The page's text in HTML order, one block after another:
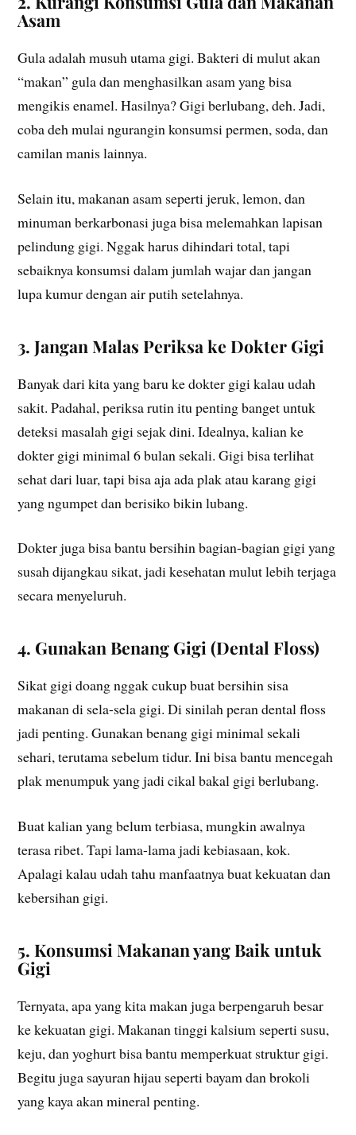
Asam
Gula adalah musuh utama gigi. Bakteri di mulut akan
“makan” gula dan menghasilkan asam yang bisa
mengikis enamel. Hasilnya? Gigi berlubang, deh. Jadi,
coba deh mulai ngurangin konsumsi permen, soda, dan
camilan manis lainnya.
Selain itu, makanan asam seperti jeruk, lemon, dan
minuman berkarbonasi juga bisa melemahkan lapisan
pelindung gigi. Nggak harus dihindari total, tapi
sebaiknya konsumsi dalam jumlah wajar dan jangan
lupa kumur dengan air putih setelahnya.
3. Jangan Malas Periksa ke Dokter Gigi
Banyak dari kita yang baru ke dokter gigi kalau udah
sakit. Padahal, periksa rutin itu penting banget untuk
deteksi masalah gigi sejak dini. Idealnya, kalian ke
dokter gigi minimal 6 bulan sekali. Gigi bisa terlihat
sehat dari luar, tapi bisa aja ada plak atau karang gigi
yang ngumpet dan berisiko bikin lubang.
Dokter juga bisa bantu bersihin bagian-bagian gigi yang
susah dijangkau sikat, jadi kesehatan mulut lebih terjaga
secara menyeluruh.
4. Gunakan Benang Gigi (Dental Floss)
Sikat gigi doang nggak cukup buat bersihin sisa
makanan di sela-sela gigi. Di sinilah peran dental floss
jadi penting. Gunakan benang gigi minimal sekali
sehari, terutama sebelum tidur. Ini bisa bantu mencegah
plak menumpuk yang jadi cikal bakal gigi berlubang.
Buat kalian yang belum terbiasa, mungkin awalnya
terasa ribet. Tapi lama-lama jadi kebiasaan, kok.
Apalagi kalau udah tahu manfaatnya buat kekuatan dan
kebersihan gigi.
5. Konsumsi Makanan yang Baik untuk
Gigi
Ternyata, apa yang kita makan juga berpengaruh besar
ke kekuatan gigi. Makanan tinggi kalsium seperti susu,
keju, dan yoghurt bisa bantu memperkuat struktur gigi.
Begitu juga sayuran hijau seperti bayam dan brokoli
yang kaya akan mineral penting.